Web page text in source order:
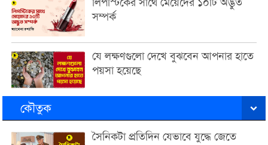
সম্পর্ক
যে লক্ষণগুলো দেখে বুঝবেন আপনার হাতে
পয়সা হয়েছে
কৌতুক
সৈনিকটা প্রতিদিন যেভাবে যুদ্ধে জেতে